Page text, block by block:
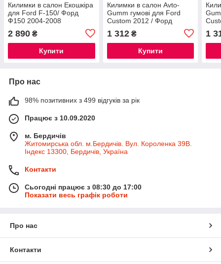
Килимки в салон Екошкіра
для Ford F-150/ Форд
Ф150 2004-2008
2 890 ₴
Купити
Килимки в салон Avto-
Gumm гумові для Ford
Custom 2012 / Форд
(Перший ряд)
1 312₴
Купити
1
Про нас
98% позитивних з 499 відгуків за рік
Працює з 10.09.2020
м. Бердичів
Житомирська обл. м.Бердичів. Вул. Короленка 39В.
Індекс 13300, Бердичів, Україна
Контакти
Сьогодні працює з 08:30 до 17:00
Показати весь графік роботи
Про нас
Контакти